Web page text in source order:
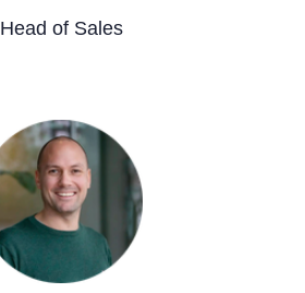
Head of Sales